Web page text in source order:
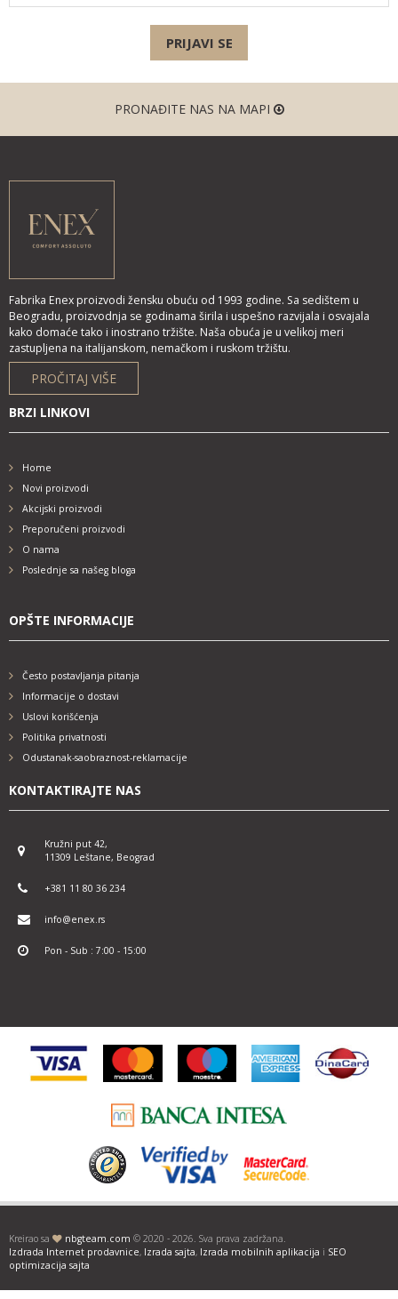
PRIJAVI SE
PRONAĐITE NAS NA MAPI
Fabrika Enex proizvodi žensku obuću od 1993 godine. Sa sedištem u
Beogradu, proizvodnja se godinama širila i uspešno razvijala i osvajala
kako domaće tako i inostrano tržište. Naša obuća je u velikoj meri
zastupljena na italijanskom, nemačkom i ruskom tržištu.
PROČITAJ VIŠE
BRZI LINKOVI
Home
Novi proizvodi
Akcijski proizvodi
Preporučeni proizvodi
O nama
Poslednje sa našeg bloga
OPŠTE INFORMACIJE
Često postavljanja pitanja
Informacije o dostavi
Uslovi korišćenja
Politika privatnosti
Odustanak-saobraznost-reklamacije
KONTAKTIRAJTE NAS
Kružni put 42,
11309 Leštane, Beograd
+381 11 80 36 234
info@enex.rs
Pon - Sub : 7:00 - 15:00
Kreirao sa nbgteam.com © 2020 - 2026. Sva prava zadržana.
Izdrada Internet prodavnice, Izrada sajta, Izrada mobilnih aplikacija i SEO
optimizacija sajta